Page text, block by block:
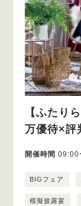
【ふたり
万優待×評
開催時間 09:00
BIGフェア
模擬披露宴